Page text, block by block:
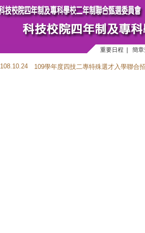
重要日程 簡
108.10.24 109學年度四技二專特殊選才入學聯合